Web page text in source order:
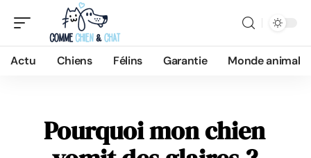
Actu Chiens Félins Garantie Monde animal
Pourquoi mon chien